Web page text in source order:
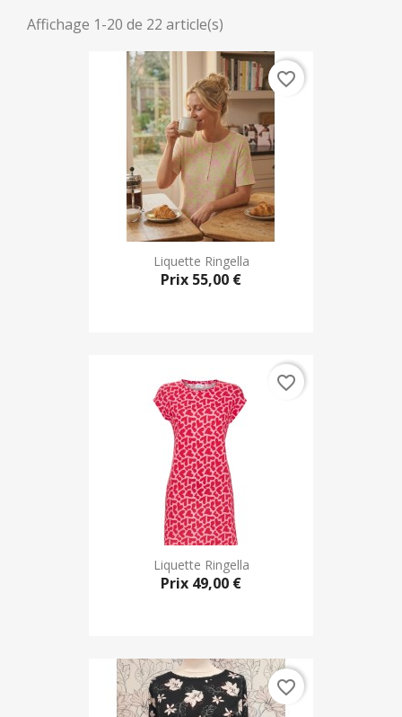
Affichage 1-20 de 22 article(s)
Liquette Ringella
Prix 55,00 €
favorite_border
Liquette Ringella
Prix 49,00 €
favorite_border
favorite_border